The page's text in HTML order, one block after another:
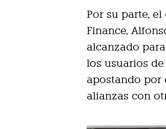
Por su parte,
Finance,
alcanzado
los usuarios
apostando por
alianzas con